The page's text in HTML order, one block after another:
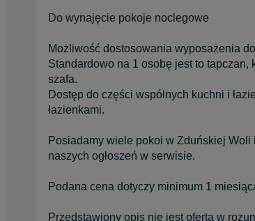
Do wynajęcie pokoje noclegowe
Możliwość dostosowania wyposażenia
Standardowo na 1 osobę jest to tapczan,
szafa.
Dostęp do części wspólnych kuchni i
łazienkami.
Posiadamy wiele pokoi w Zduńskiej
naszych ogłoszeń w serwisie.
Podana cena dotyczy minimum 1
Przedstawiony opis nie jest ofertą w